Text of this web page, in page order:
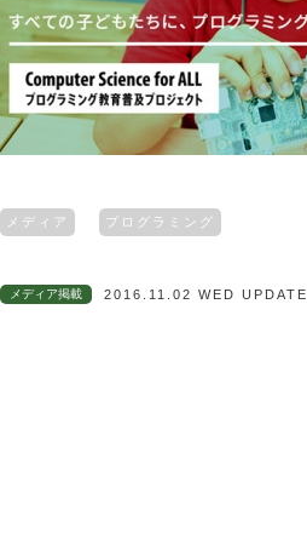
メディア プログラミング
メディア掲載 2016.11.02 WED UPDATE